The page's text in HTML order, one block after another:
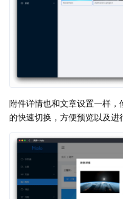
附件详情也和文章设置一样
的快速切换，方便预览以及进